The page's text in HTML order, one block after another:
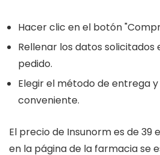
Hacer clic en el botón
Rellenar los datos solicitados
pedido.
Elegir el método de entrega
conveniente.
El precio de Insunorm es de 39
en la página de la farmacia se